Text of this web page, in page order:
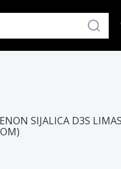
SIJALICA D3S